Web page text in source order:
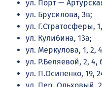
ул. Порт —
ул. Брусилова, 3в;
ул. Г.Стратосферы,
ул. Кулибина, 13а;
ул. Меркулова, 1, 2,
ул. Р.Беляевой, 2, 4,
ул. П.Осипенко, 19,
ул. Пер. Ольховый,